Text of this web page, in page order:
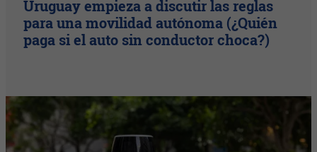
Uruguay empieza a discutir las reglas
para una movilidad autónoma (¿Quién
paga si el auto sin conductor choca?)